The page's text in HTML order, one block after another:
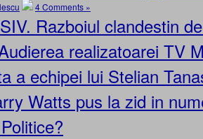
4 Comments »
Razboiul clandestin
realizatoarei TV
a echipei lui Stelian
Watts pus la zid in